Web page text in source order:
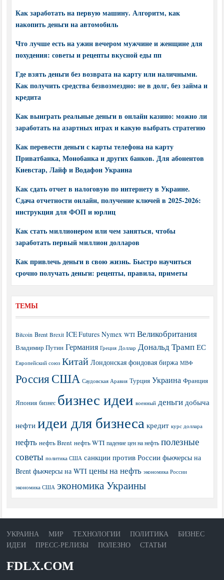
Как заработать на первую машину. Алгоритм, как
накопить деньги на автомобиль
Что лучше есть на ужин вечером мужчине и женщине для
похудения: советы и рецепты вкусной еды пп
Где взять деньги без возврата на карту или наличными.
Как получить средства безвозмездно: не в долг, без займа и
кредита
Как выиграть реальные деньги в онлайн казино: можно ли
заработать на азартных играх и какую выбрать стратегию
Как перевести деньги с карты телефона на карту
Приватбанка, Монобанка и других банков. Для абонентов
Киевстар, Лайф и Водафон Украина
Как сдать отчет в налоговую по интернету в Украине.
Сдача отчетности онлайн, получение ключей в 2025-2026:
инструкция для ФОП и юрлиц
Как стать миллионером или чем заняться, чтобы
заработать первый миллион долларов
Как привлечь деньги в свою жизнь. Быстро научиться
срочно получать деньги: рецепты, правила, приметы
ТЕМЫ
Bitcoin Brent Brexit ICE Futures Nymex WTI Великобритания
Владимир Путин Германия Греция Доллар Дональд Трамп ЕС
Европейский союз Китай Лондонская фондовая биржа МВФ
РоссияСША Саудовская Аравия Турция Украина Франция
Япония бизнес бизнес идеи военный деньги добыча
нефти идеи для бизнеса кредит курс доллара
нефть нефть Brent нефть WTI падение цен на нефть полезные
советы политика США санкции против России фьючерсы на
Brent фьючерсы на WTI цены на нефть экономика России
экономика США экономика Украины
УКРАИНА МИР ТЕХНОЛОГИИ ПОЛИТИКА
БИЗНЕС
ИДЕИ
ПРЕСС-РЕЛИЗЫ ПОЛЕЗНО СТАТЬИ
FDLX.COM